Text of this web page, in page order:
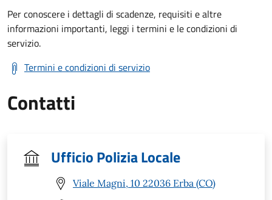
Per conoscere i dettagli di scadenze, requisiti e altre
informazioni importanti, leggi i termini e le condizioni di
servizio.
Termini e condizioni di servizio
Contatti
Ufficio Polizia Locale
Viale Magni, 10 22036 Erba (CO)